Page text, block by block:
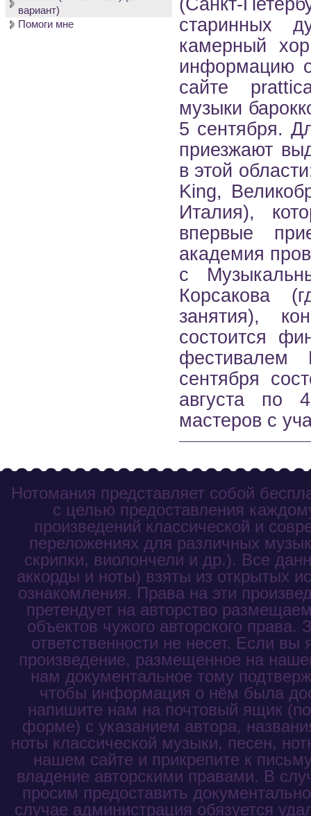
(Санкт-
старинных
камерный
информацию
сайте
музыки
5 сентября.
приезжают
в этой
King,
Италия),
впервые
академия
с
Корсакова
занятия),
состоится
фестивалем
сентября
августа по
мастеров с
вариант)
Помоги мне
Нотомания представляет собой
с целью предоставления
произведений классической и
переложениях для различных
скрипки, виолончели и др.). Все
аккорды и ноты) взяты из открытых
ознакомления. Права на эти
претендует на авторство
объектов чужого авторского
ответственности не несет. Если вы
произведение, размещенное на
нам документальное тому
чтобы информация о нём была
напишите нам на почтовый ящик
форме) с указанием автора,
ноты классической музыки, песен,
нашем сайте и прикрепите к
владение авторскими правами. В
просим предоставить
случае администрация обязуется